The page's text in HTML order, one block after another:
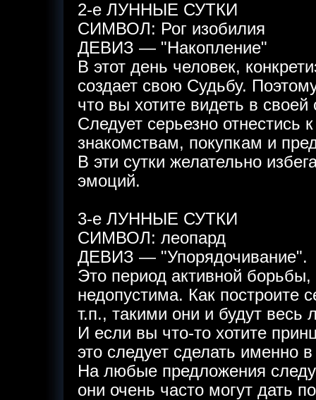
2-е ЛУННЫЕ СУТКИ
СИМВОЛ: Рог изобилия
ДЕВИЗ — "Накопление"
В этот день человек,
создает свою Судьбу.
что вы хотите видеть в
Следует серьезно отнестись
знакомствам, покупкам и
В эти сутки желательно
эмоций.
3-е ЛУННЫЕ СУТКИ
СИМВОЛ: леопард
ДЕВИЗ — "Упорядочивание".
Это период активной
недопустима. Как построите
т.п., такими они и будут весь
И если вы что-то хотите
это следует сделать именно
На любые предложения
они очень часто могут дать